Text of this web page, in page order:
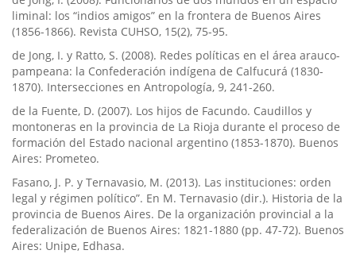
liminal: los “indios amigos” en la frontera de Buenos Aires
(1856-1866). Revista CUHSO, 15(2), 75-95.
de Jong, I. y Ratto, S. (2008). Redes polí­ticas en el área arauco-
pampeana: la Confederación indí­gena de Calfucurá (1830-
1870). Intersecciones en Antropologí­a, 9, 241-260.
de la Fuente, D. (2007). Los hijos de Facundo. Caudillos y
montoneras en la provincia de La Rioja durante el proceso de
formación del Estado nacional argentino (1853-1870). Buenos
Aires: Prometeo.
Fasano, J. P. y Ternavasio, M. (2013). Las instituciones: orden
legal y régimen polí­tico”. En M. Ternavasio (dir.). Historia de la
provincia de Buenos Aires. De la organización provincial a la
federalización de Buenos Aires: 1821-1880 (pp. 47-72). Buenos
Aires: Unipe, Edhasa.